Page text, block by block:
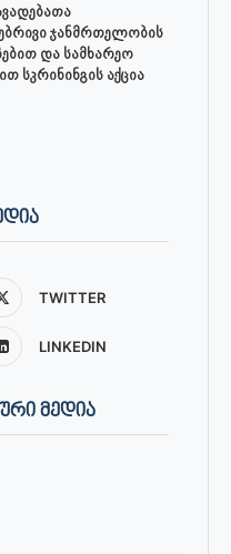
ჯანმრთელობის
და სამხარეო
სკრინინგის აქცია
TWITTER
LINKEDIN
ᲛᲔᲓᲘᲐ